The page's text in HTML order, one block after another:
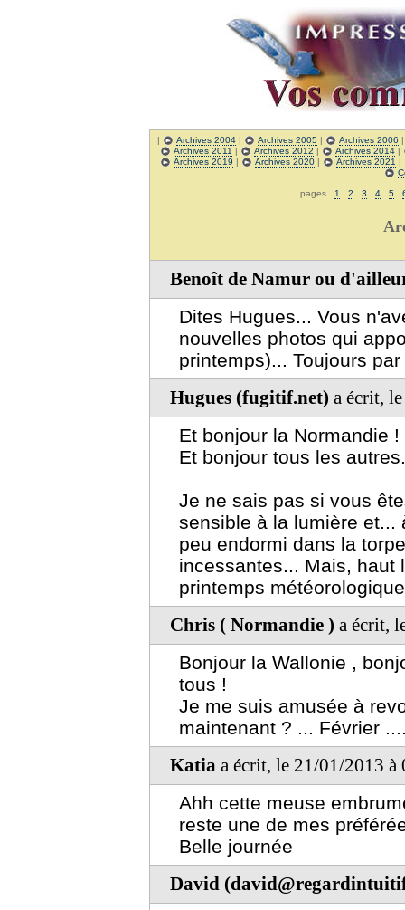
| Archives 2004| Archives 2005| Archives 2006
Archives 2011 | Archives 2012 | Archives 2014 |
Archives 2019 | Archives 2020| Archives 2021 |
pages 1 2 3 4 5
Benoît de Namur ou
Dites Hugues... Vous
nouvelles photos qui
printemps)... Toujours
Hugues (fugitif.net) a écrit,
Et bonjour la Normandie !
Et bonjour tous les autres.
Je ne sais pas si vous
sensible à la lumière et...
peu endormi dans la
incessantes... Mais, haut
printemps
Chris ( Normandie ) a écrit,
Bonjour la Wallonie ,
tous !
Je me suis amusée à
maintenant ? ... Février
Katia a écrit, le 21/01/2013 à
Ahh cette meuse
reste une de mes
Belle journée
David